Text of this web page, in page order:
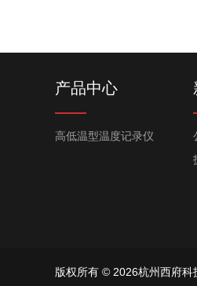
产品中心
高低温型温度记录仪
版权所有 © 2026杭州西府科